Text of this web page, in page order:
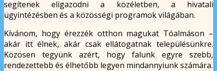
segítenek eligazodni a közéletben, a hivatali
ügyintézésben és a közösségi programok világában.
Kívánom, hogy érezzék otthon magukat Tóalmáson –
akár itt élnek, akár csak ellátogatnak településünkre.
Közösen tegyünk azért, hogy falunk egyre szebb,
rendezettebb és élhetőbb legyen mindannyiunk számára.